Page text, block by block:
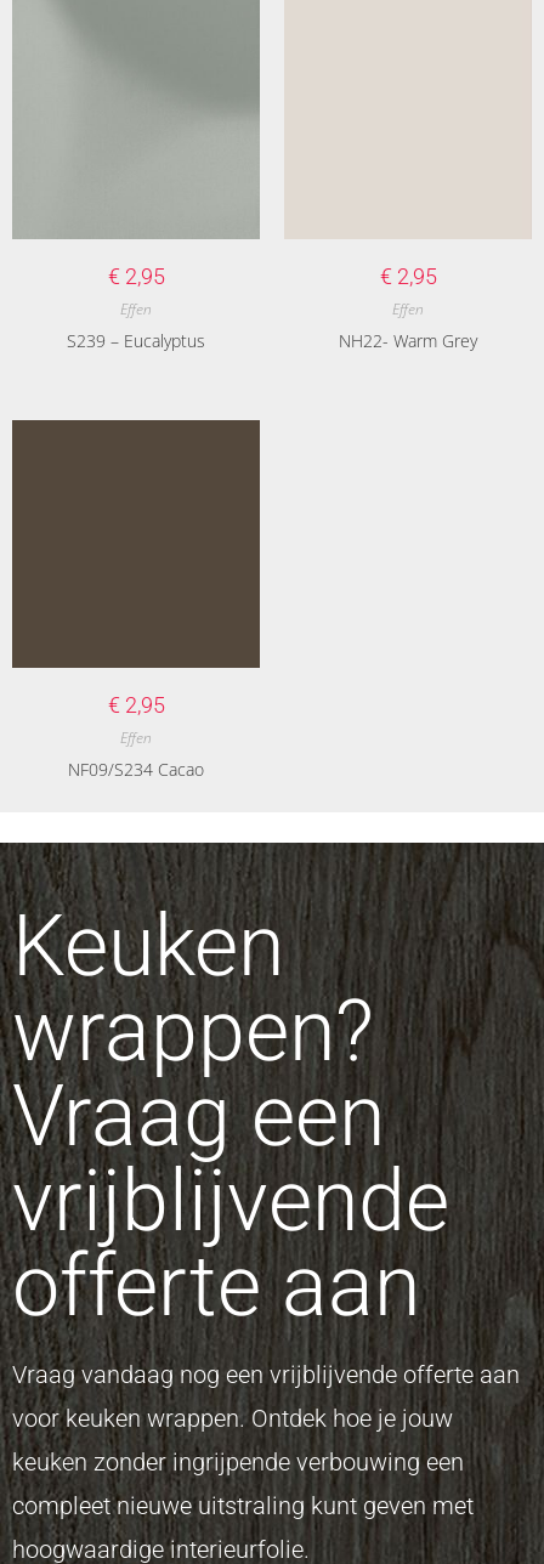
€ 2,95
Effen
S239 – Eucalyptus
€ 2,95
Effen
NH22- Warm Grey
€ 2,95
Effen
NF09/S234 Cacao
Keuken
wrappen?
Vraag een
vrijblijvende
offerte aan
Vraag vandaag nog een vrijblijvende offerte aan
voor keuken wrappen. Ontdek hoe je jouw
keuken zonder ingrijpende verbouwing een
compleet nieuwe uitstraling kunt geven met
hoogwaardige interieurfolie.